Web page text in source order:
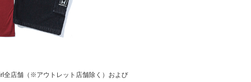
全店舗（※アウトレット店舗除く）および